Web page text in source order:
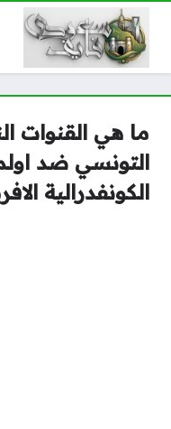
ما هي القنوات
التونسي ضد
الكونفدرالية